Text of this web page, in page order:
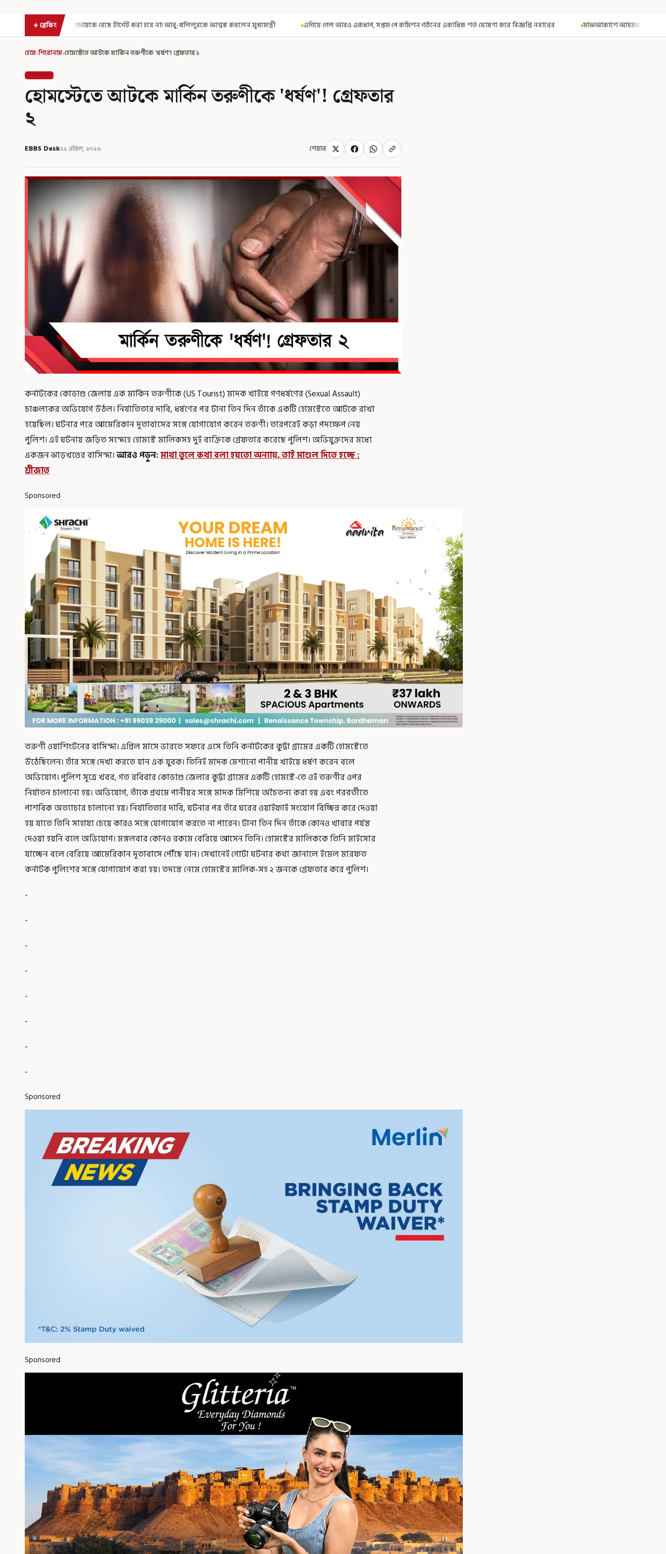
ব্রেকিং
বেছে টার্গেট করা হবে না! আবু-খলিলুরকে আশ্বস্ত করলেন মুখ্যমন্ত্রী এগিয়ে গেল আরও একধাপ, সপ্তম পে কমিশন গঠনের একাধিক শর্ত ঘোষণা করে বিজ্ঞপ্তি নবান্নের মাঝআকাশে আচমকা প্রবল ঝাঁকুনি! এয়ার ইন্ডিয়ার উড়ানে
হোম›শিরোনাম›হোমস্টেতে আটকে মার্কিন তরুণীকে 'ধর্ষণ'! গ্রেফতার ২
শিরোনাম
হোমস্টেতে আটকে মার্কিন তরুণীকে 'ধর্ষণ'! গ্রেফতার
২
EBBS Desk২২ এপ্রিল, ২০২৬ শেয়ার
কর্নাটকের কোডাগু জেলায় এক মার্কিন তরুণীকে (US Tourist) মাদক খাইয়ে গণধর্ষণের (Sexual Assault)
চাঞ্চল্যকর অভিযোগ উঠল। নির্যাতিতার দাবি, ধর্ষণের পর টানা তিন দিন তাঁকে একটি হোমস্টেতে আটকে রাখা
হয়েছিল। ঘটনার পরে আমেরিকান দূতাবাসের সঙ্গে যোগাযোগ করেন তরুণী। তারপরেই কড়া পদক্ষেপ নেয়
পুলিশ। এই ঘটনায় জড়িত সন্দেহে হোমস্টে মালিকসহ দুই ব্যক্তিকে গ্রেফতার করেছে পুলিশ। অভিযুক্তদের মধ্যে
একজন ঝাড়খণ্ডের বাসিন্দা।আরও পড়ুন:মাথা তুলে কথা বলা হয়তো অন্যায়, তাই মাশুল দিতে হচ্ছে :
শ্রীজাত
Sponsored
তরুণী ওয়াশিংটনের বাসিন্দা। এপ্রিল মাসে ভারতে সফরে এসে তিনি কর্নাটকের কুট্টা গ্রামের একটি হোমস্টেতে
উঠেছিলেন। তাঁর সঙ্গে দেখা করতে যান এক যুবক। তিনিই মাদক মেশানো পানীয় খাইয়ে ধর্ষণ করেন বলে
অভিযোগ। পুলিশ সূত্রে খবর, গত রবিবার কোডাগু জেলার কুট্টা গ্রামের একটি হোমস্টে-তে ওই তরুণীর ওপর
নির্যাতন চালানো হয়। অভিযোগ, তাঁকে প্রথমে পানীয়র সঙ্গে মাদক মিশিয়ে অচৈতন্য করা হয় এবং পরবর্তীতে
পাশবিক অত্যাচার চালানো হয়। নির্যাতিতার দাবি, ঘটনার পর তাঁর ঘরের ওয়াইফাই সংযোগ বিচ্ছিন্ন করে দেওয়া
হয় যাতে তিনি সাহায্য চেয়ে কারও সঙ্গে যোগাযোগ করতে না পারেন। টানা তিন দিন তাঁকে কোনও খাবার পর্যন্ত
দেওয়া হয়নি বলে অভিযোগ। মঙ্গলবার কোনও রকমে বেরিয়ে আসেন তিনি। হোমস্টের মালিককে তিনি মাইসোর
যাচ্ছেন বলে বেরিয়ে আমেরিকান দূতাবাসে পৌঁছে যান। সেখানেই গোটা ঘটনার কথা জানালে ইমেল মারফত
কর্নাটক পুলিশের সঙ্গে যোগাযোগ করা হয়। তদন্তে নেমে হোমস্টের মালিক-সহ ২ জনকে গ্রেফতার করে পুলিশ।
-
-
-
-
-
-
-
-
Sponsored
Sponsored